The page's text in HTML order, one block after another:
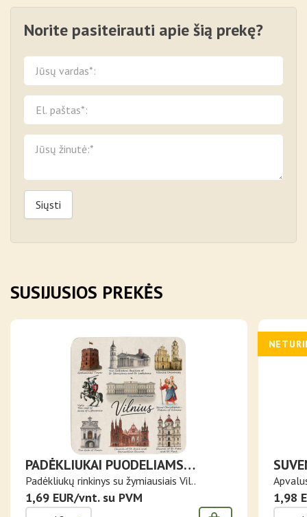
Norite pasiteirauti apie šią prekę?
Siųsti
SUSIJUSIOS PREKĖS
PADĖKLIUKAI PUODELIAMS
ŽYMIAUSI VILNIAUS PASTATAI IR
SIMBOLIAI
Padėkliukų rinkinys su žymiausiais Vil..
1,69 EUR/vnt. su PVM 1,98